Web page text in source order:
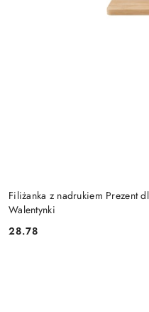
Filiżanka z nadrukiem Prezent
Walentynki
Cena:
28.78